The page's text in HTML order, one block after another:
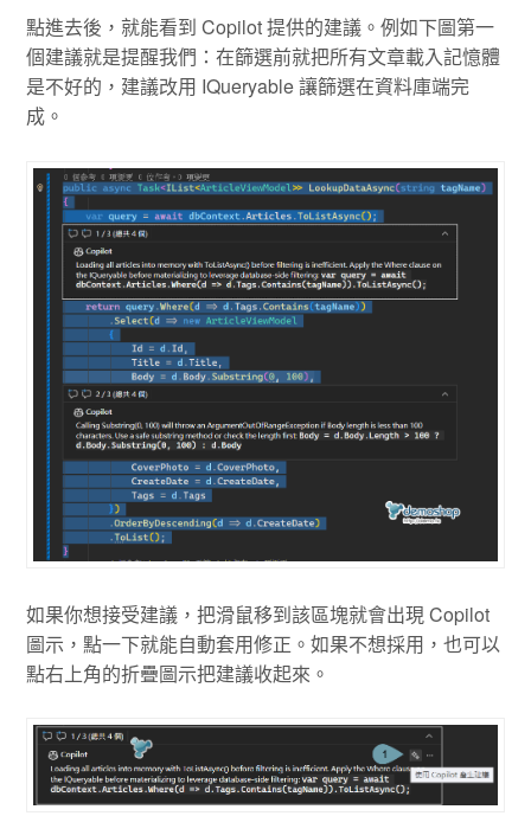
點進去後，就能看到 Copilot 提供的建議。例如下圖第一
個建議就是提醒我們：在篩選前就把所有文章載入記憶體
是不好的，建議改用 IQueryable 讓篩選在資料庫端完
成。
如果你想接受建議，把滑鼠移到該區塊就會出現 Copilot
圖示，點一下就能自動套用修正。如果不想採用，也可以
點右上角的折疊圖示把建議收起來。